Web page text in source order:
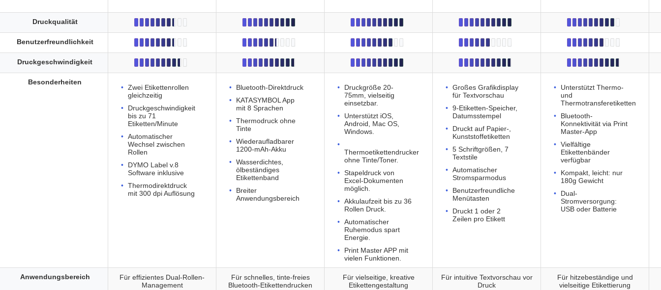
Zwei Etikettenrollen
gleichzeitig
Druckgeschwindigkeit
bis zu 71
Etiketten/Minute
Automatischer
Wechsel zwischen
Rollen
DYMO Label v.8
Software inklusive
Thermodirektdruck
mit 300 dpi Auflösung
Bluetooth-Direktdruck
KATASYMBOL App
mit 8 Sprachen
Thermodruck ohne
Tinte
Wiederaufladbarer
1200-mAh-Akku
Wasserdichtes,
ölbeständiges
Etikettenband
Breiter
Anwendungsbereich
Druckgröße 20-
75mm, vielseitig
einsetzbar.
Unterstützt iOS,
Android, Mac OS,
Windows.
Thermoetikettendrucker
ohne Tinte/Toner.
Stapeldruck von
Excel-Dokumenten
möglich.
Akkulaufzeit bis zu 36
Rollen Druck.
Automatischer
Ruhemodus spart
Energie.
Print Master APP mit
vielen Funktionen.
Großes Grafikdisplay
für Textvorschau
9-Etiketten-Speicher,
Datumsstempel
Druckt auf Papier-,
Kunststoffetiketten
5 Schriftgrößen, 7
Textstile
Automatischer
Stromsparmodus
Benutzerfreundliche
Menütasten
Druckt 1 oder 2
Zeilen pro Etikett
Unterstützt Thermo-
und
Thermotransferetiketten
Bluetooth-
Konnektivität via Print
Master-App
Vielfältige
Etikettenbänder
verfügbar
Kompakt, leicht: nur
180g Gewicht
Dual-
Stromversorgung:
USB oder Batterie
Für effizientes Dual-Rollen-
Management
Für schnelles, tinte-freies
Bluetooth-Etikettendrucken
Für vielseitige, kreative
Etikettengestaltung
Für intuitive Textvorschau vor
Druck
Für hitzebeständige und
vielseitige Etikettierung
Druckqualität
Benutzerfreundlichkeit
Druckgeschwindigkeit
Besonderheiten
Anwendungsbereich